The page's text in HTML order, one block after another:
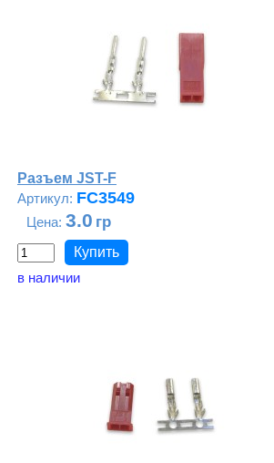
Разъем JST-F
FC3549
3.0
в наличии